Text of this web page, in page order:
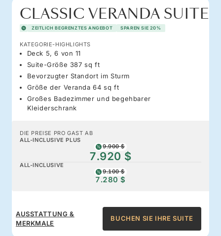
CLASSIC VERANDA SUITE
ZEITLICH BEGRENZTES ANGEBOT SPAREN SIE 20%
KATEGORIE-HIGHLIGHTS
Deck 5, 6 von 11
Suite-Größe 387 sq ft
Bevorzugter Standort im Sturm
Größe der Veranda 64 sq ft
Großes Badezimmer und begehbarer
Kleiderschrank
DIE PREISE PRO GAST AB
ALL-INCLUSIVE PLUS
9.900 $
7.920 $
ALL-INCLUSIVE
9.100 $
7.280 $
AUSSTATTUNG &
MERKMALE
BUCHEN SIE IHRE SUITE